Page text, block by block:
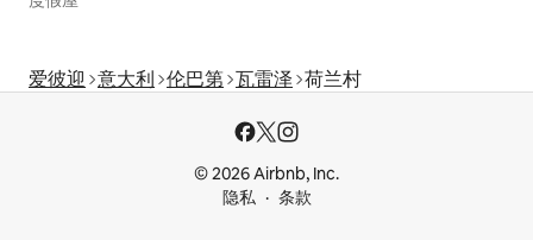
爱彼迎 意大利 伦巴第 瓦雷泽 荷兰村
© 2026 Airbnb, Inc.
隐私
条款